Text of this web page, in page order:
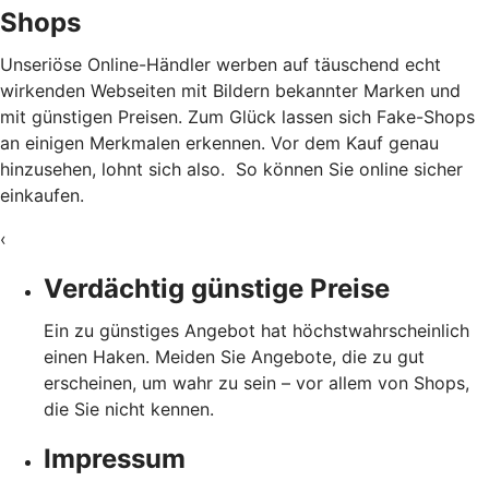
Shops
Unseriöse Online-Händler werben auf täuschend echt
wirkenden Webseiten mit Bildern bekannter Marken und
mit günstigen Preisen. Zum Glück lassen sich Fake-Shops
an einigen Merkmalen erkennen. Vor dem Kauf genau
hinzusehen, lohnt sich also. So können Sie online sicher
einkaufen.
‹
Verdächtig günstige Preise
Ein zu günstiges Angebot hat höchstwahrscheinlich
einen Haken. Meiden Sie Angebote, die zu gut
erscheinen, um wahr zu sein – vor allem von Shops,
die Sie nicht kennen.
Impressum